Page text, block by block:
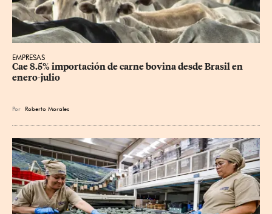
EMPRESAS
Cae 8.5% importación de carne bovina desde Brasil en
enero-julio
Por Roberto Morales